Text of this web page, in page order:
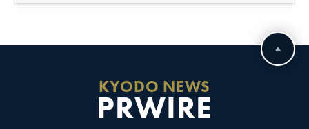
KYODO NEWS
PRWIRE